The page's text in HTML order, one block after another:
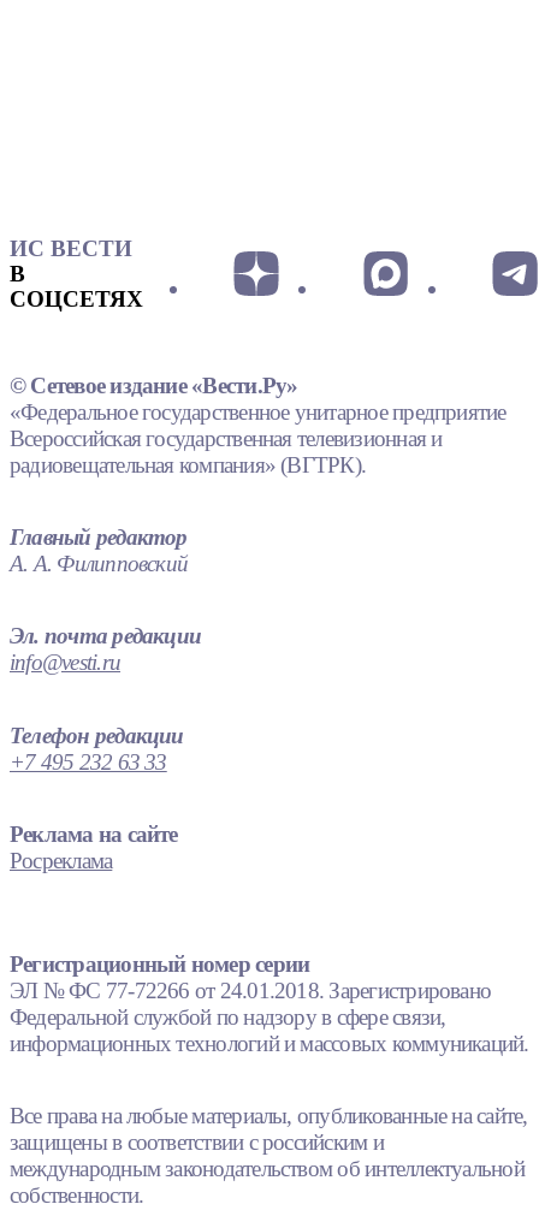
ИС ВЕСТИ
В
СОЦСЕТЯХ
© Сетевое издание «Вести.Ру»
«Федеральное государственное унитарное предприятие
Всероссийская государственная телевизионная и
радиовещательная компания» (ВГТРК).
Главный редактор
А. А. Филипповский
Эл. почта редакции
info@vesti.ru
Телефон редакции
+7 495 232 63 33
Реклама на сайте
Росреклама
Регистрационный номер серии
ЭЛ № ФС 77-72266 от 24.01.2018. Зарегистрировано
Федеральной службой по надзору в сфере связи,
информационных технологий и массовых коммуникаций.
Все права на любые материалы, опубликованные на сайте,
защищены в соответствии с российским и
международным законодательством об интеллектуальной
собственности.